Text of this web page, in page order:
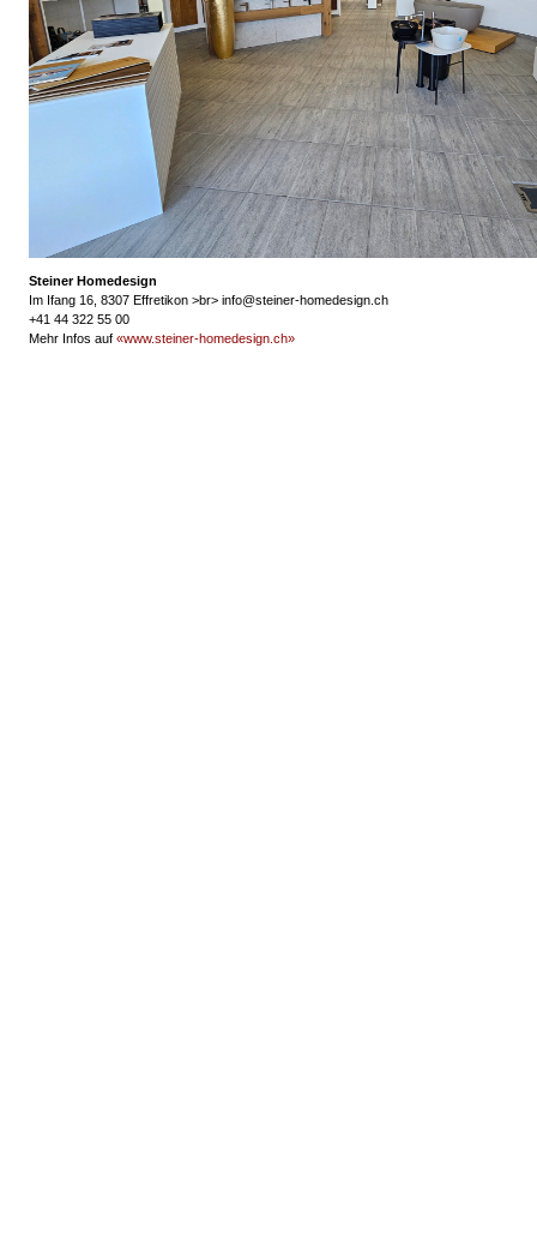
Steiner Homedesign
Im Ifang 16, 8307 Effretikon >br> info@steiner-homedesign.ch
+41 44 322 55 00
Mehr Infos auf«www.steiner-homedesign.ch»